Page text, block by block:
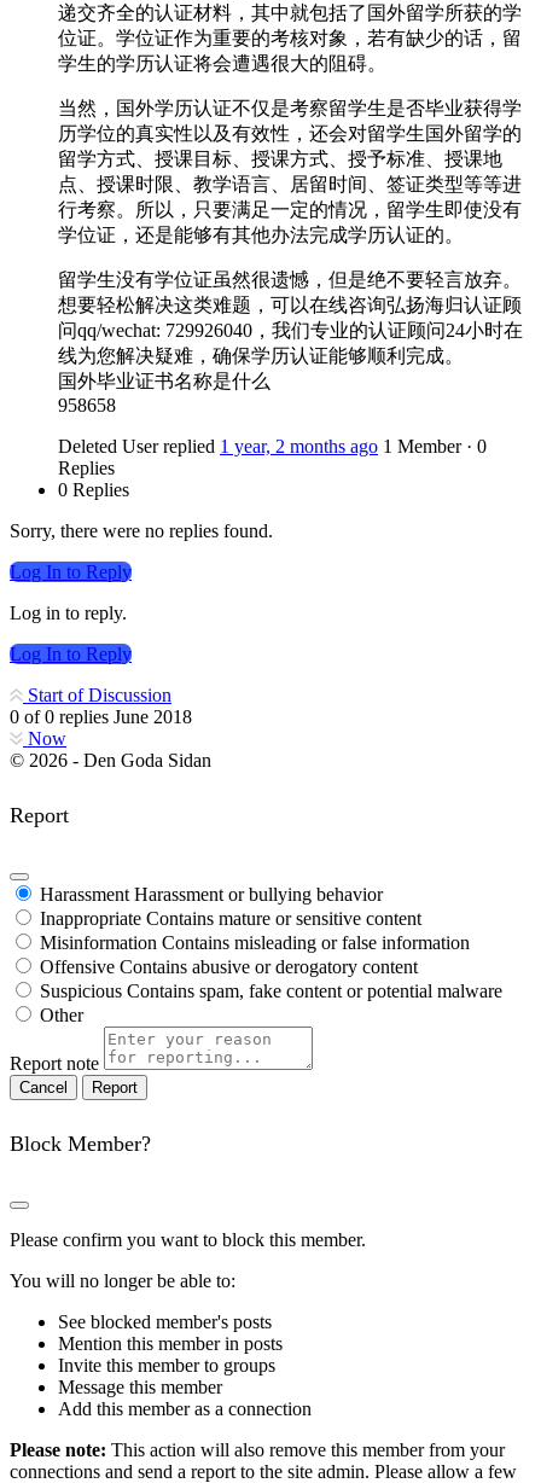
递交齐全的认证材料，其中就包括了国外留学所获的学
位证。学位证作为重要的考核对象，若有缺少的话，留
学生的学历认证将会遭遇很大的阻碍。
当然，国外学历认证不仅是考察留学生是否毕业获得学
历学位的真实性以及有效性，还会对留学生国外留学的
留学方式、授课目标、授课方式、授予标准、授课地
点、授课时限、教学语言、居留时间、签证类型等等进
行考察。所以，只要满足一定的情况，留学生即使没有
学位证，还是能够有其他办法完成学历认证的。
留学生没有学位证虽然很遗憾，但是绝不要轻言放弃。
想要轻松解决这类难题，可以在线咨询弘扬海归认证顾
问qq/wechat: 729926040，我们专业的认证顾问24小时在
线为您解决疑难，确保学历认证能够顺利完成。
国外毕业证书名称是什么
958658
Deleted User replied 1 year, 2 months ago 1 Member · 0
Replies
0 Replies
Sorry, there were no replies found.
Log In to Reply
Log in to reply.
Log In to Reply
Start of Discussion
0 of0 replies June 2018
Now
© 2026 - Den Goda Sidan
Report
Harassment Harassment or bullying behavior
Inappropriate Contains mature or sensitive content
Misinformation Contains misleading or false information
Offensive Contains abusive or derogatory content
Suspicious Contains spam, fake content or potential malware
Other
Report note
Report
Block Member?
Please confirm you want to block this member.
You will no longer be able to:
See blocked member's posts
Mention this member in posts
Invite this member to groups
Message this member
Add this member as a connection
Please note: This action will also remove this member from your
connections and send a report to the site admin. Please allow a few